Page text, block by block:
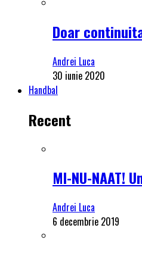
Doar
Andrei Luca
30 iunie 2020
Handbal
Recent
MI-NU-NAAT!
Andrei Luca
6 decembrie 2019